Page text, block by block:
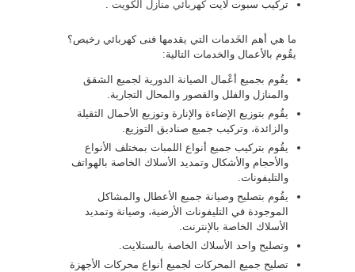
تركيب سبوت لايتكهربائي منازل الكويت
ما هي أهم الخَدمات التي يقدمها فنى كهربائي رخيص؟
يقُوم بالأعمال والخدمات التالية:
يقُوم بجميع أعْمال الصيانة الدورية لجميع الشقق
والمنازل والفلل والقصور والمحال التجارية.
يقُوم بتوزيع الإضاءة والإنارة وتوزيع الأحمال الثقيلة
والزائدة، وتركيب جميع صناديق التوزيع.
يقُوم بتركيب جميع أنواع اللمبات بمختلف الأنواع
والأحجام والأشكال وتمديد الأسلاك الخاصة بالهواتف
والتليفونات.
يقُوم بتصليح وصيانة جميع الأعطال والمشاكل
الموجودة في التليفونات الأرضية، وصيانة وتمديد
الأسلاك الخاصة بالإنترنت.
وتصليح واحد الأسلاك الخاصة بالستلايت.
تصليح جميع المحركات لجميع أنواع محركات الأجهزة